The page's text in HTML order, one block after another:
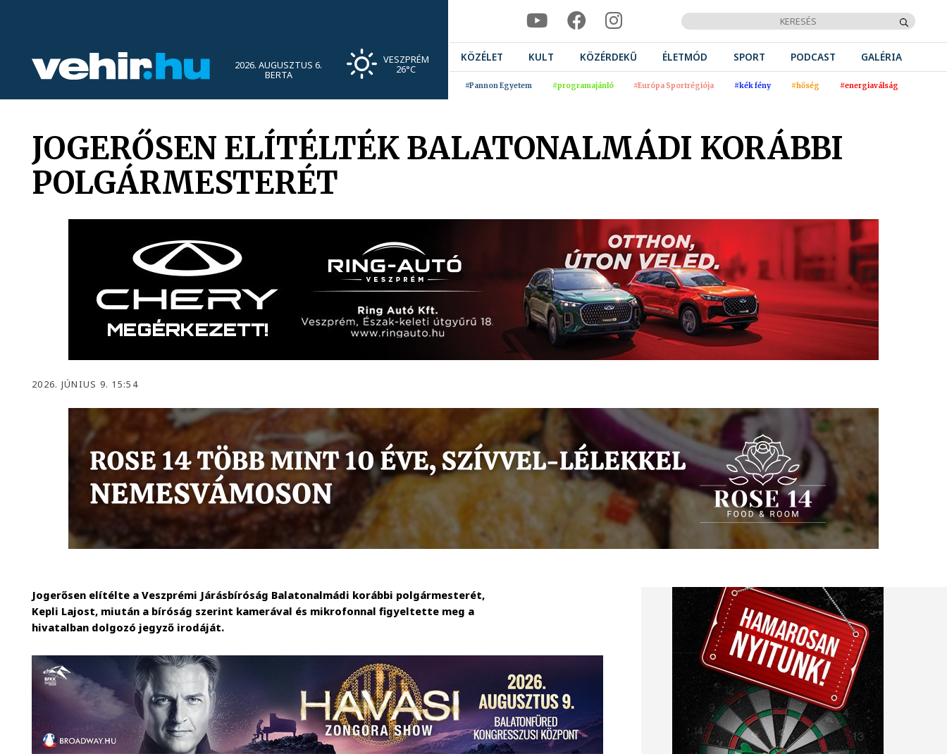
2026. AUGUSZTUS 6.
BERTA
VESZPRÉM
26°C
KÖZÉLET KULT KÖZÉRDEKŰ ÉLETMÓD SPORT PODCAST GALÉRIA
#Pannon Egyetem #programajánló #Európa Sportrégiója #kék fény #hőség #energiaválság
JOGERŐSEN ELÍTÉLTÉK BALATONALMÁDI KORÁBBI
POLGÁRMESTERÉT
2026. JÚNIUS 9. 15:54
Jogerősen elítélte a Veszprémi Járásbíróság Balatonalmádi korábbi polgármesterét,
Kepli Lajost, miután a bíróság szerint kamerával és mikrofonnal figyeltette meg a
hivatalban dolgozó jegyző irodáját.